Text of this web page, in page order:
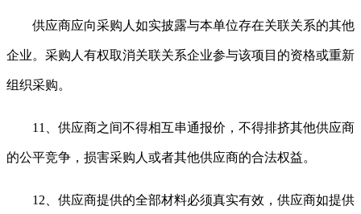
供应商应向采购人如实披露与本单位存在关联关系的其他
企业。采购人有权取消关联关系企业参与该项目的资格或重新
组织采购。
11、供应商之间不得相互串通报价，不得排挤其他供应商
的公平竞争，损害采购人或者其他供应商的合法权益。
12、供应商提供的全部材料必须真实有效，供应商如提供